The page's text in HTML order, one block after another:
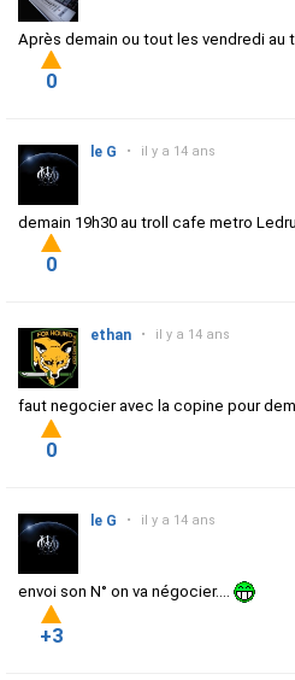
Après demain ou tout les vendredi au
0
le G • il y a 14 ans
demain 19h30 au troll cafe metro
0
ethan • il y a 14 ans
faut negocier avec la copine pour
0
le G • il y a 14 ans
envoi son N° on va négocier....
+3